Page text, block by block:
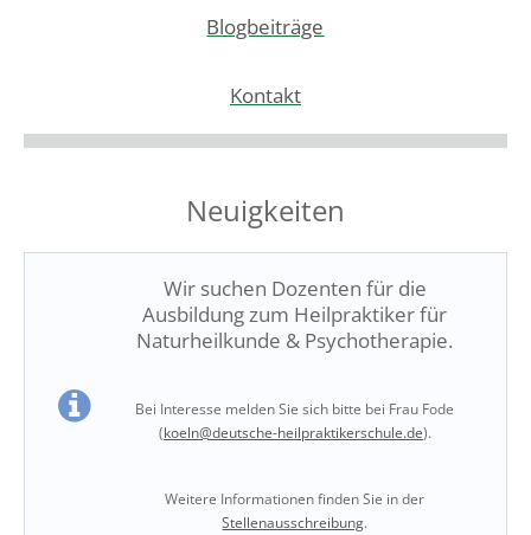
Blogbeiträge
Kontakt
Neuigkeiten
Wir suchen Dozenten für die
Ausbildung zum Heilpraktiker für
Naturheilkunde & Psychotherapie.
Bei Interesse melden Sie sich bitte bei Frau Fode
(koeln@deutsche-heilpraktikerschule.de).
Weitere Informationen finden Sie in der
Stellenausschreibung.